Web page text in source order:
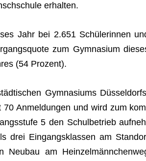
erhalten.
Jahr bei 2.651 Schü­le­rin­nen
zum Gym­na­sium
(54 Prozent).
Gym­na­si­ums
70 Anmel­dun­gen und wird zum
5 den Schul­be­trieb
drei Ein­gangs­klas­sen am
am